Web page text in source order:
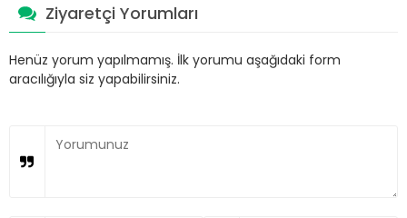
Ziyaretçi Yorumları
Henüz yorum yapılmamış. İlk yorumu aşağıdaki form
aracılığıyla siz yapabilirsiniz.